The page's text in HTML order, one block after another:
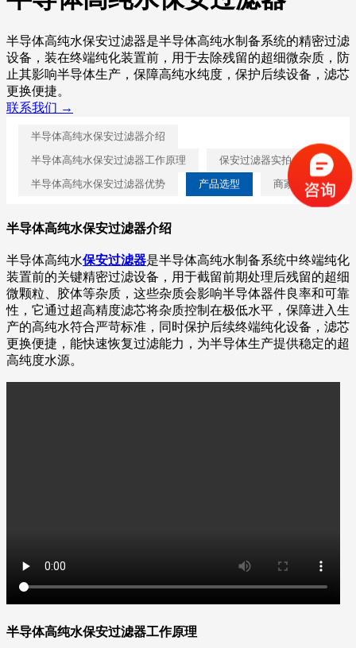
半导体高纯水保安过滤器是半导体高纯水制备系统的精密过滤
设备，装在终端纯化装置前，用于去除残留的超细微杂质，防
止其影响半导体生产，保障高纯水纯度，保护后续设备，滤芯
更换便捷。
联系我们 →
半导体高纯水保安过滤器介绍
半导体高纯水保安过滤器工作原理
保安过滤器实拍
半导体高纯水保安过滤器优势
产品选型 商家解答
半导体高纯水保安过滤器介绍
半导体高纯水保安过滤器是半导体高纯水制备系统中终端纯化
装置前的关键精密过滤设备，用于截留前期处理后残留的超细
微颗粒、胶体等杂质，这些杂质会影响半导体器件良率和可靠
性，它通过超高精度滤芯将杂质控制在极低水平，保障进入生
产的高纯水符合严苛标准，同时保护后续终端纯化设备，滤芯
更换便捷，能快速恢复过滤能力，为半导体生产提供稳定的超
高纯度水源。
半导体高纯水保安过滤器工作原理